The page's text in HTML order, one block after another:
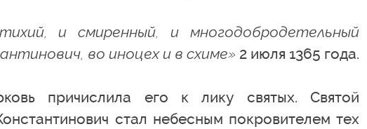
и смиренный, и многодобродетельный
во иноцех и в схиме» 2 июля 1365 года.
причислила его к лику святых. Святой
стал небесным покровителем тех